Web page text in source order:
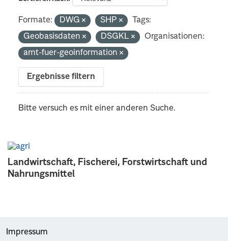
Landwirtschaft, Fischerei, Forstwirtschaft und
Nahrungsmittel
Formate: DWG SHP
Tags:
Geobasisdaten
DSGKL
Organisationen:
amt-fuer-geoinformation
Ergebnisse filtern
Bitte versuch es mit einer anderen Suche.
Impressum